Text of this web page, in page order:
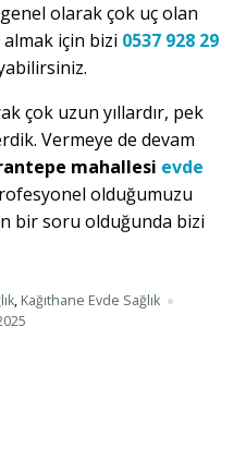
olarak çok uç olan
için bizi 0537 928 29
çok uzun yıllardır, pek
Vermeye de devam
mahallesi evde
olduğumuzu
bir soru olduğunda bizi
, Kağıthane Evde Sağlık